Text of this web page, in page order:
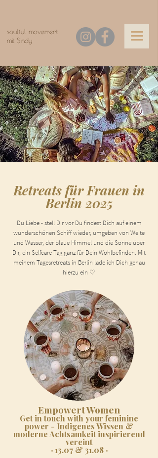
soulful movement
mit Sindy
Retreats für Frauen in
Berlin 2025
Du Liebe - stell Dir vor Du findest Dich auf einem
wunderschönen Schiff wieder, umgeben von Weite
und Wasser, der blaue Himmel und die Sonne über
Dir, ein Selfcare Tag ganz für Dein Wohlbefinden. Mit
meinem Tagesretreats in Berlin lade ich Dich genau
hierzu ein ♡
Empowert Women
Get in touch with your feminine
power - Indigenes Wissen &
moderne Achtsamkeit inspirierend
vereint
‧ 13.07 & 31.08 ‧